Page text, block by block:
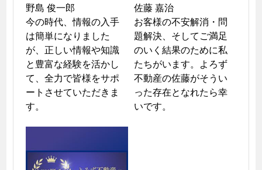
野島 俊一郎
今の時代、情報の入手
は簡単になりました
が、正しい情報や知識
と豊富な経験を活かし
て、全力で皆様をサポ
ートさせていただきま
す。
佐藤 嘉治
お客様の不安解消・問
題解決、そしてご満足
のいく結果のために私
たちがいます。よろず
不動産の佐藤がそうい
った存在となれたら幸
いです。